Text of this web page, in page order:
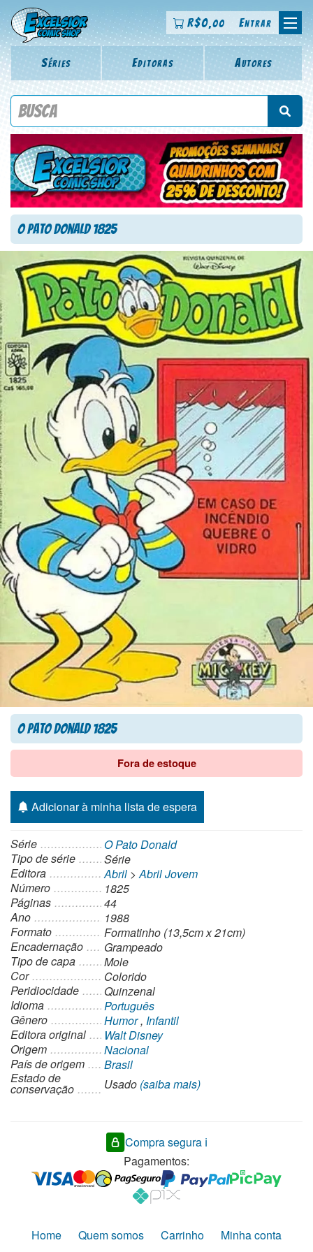
R$0,00 Entrar
Séries Editoras Autores
Procure por título da revista, personagem, série, escritor,
O Pato Donald 1825
O Pato Donald 1825
Fora de estoque
Adicionar à minha lista de espera
Série
O Pato Donald
Tipo de série
Série
Editora
Abril >Abril Jovem
Número
1825
Páginas
44
Ano
1988
Formato
Formatinho (13,5cm x 21cm)
Encadernação
Grampeado
Tipo de capa
Mole
Cor
Colorido
Peridiocidade
Quinzenal
Idioma
Português
Gênero
Humor, Infantil
Editora original
Walt Disney
Origem
Nacional
País de origem
Brasil
Estado de
conservação Usado (saiba mais)
Compra segura ℹ️
Pagamentos:
Home Quem somos Carrinho Minha conta